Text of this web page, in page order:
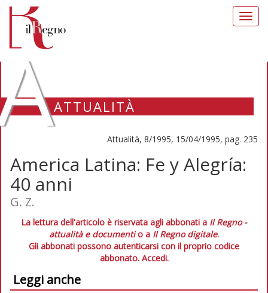
ATTUALITÀ
Attualità, 8/1995, 15/04/1995, pag. 235
America Latina: Fe y Alegría:
40 anni
G. Z.
La lettura dell'articolo è riservata agli abbonati a Il Regno -
attualità e documentio a Il Regno digitale.
Gli abbonati possono autenticarsi con il proprio codice
abbonato. Accedi.
Leggi anche